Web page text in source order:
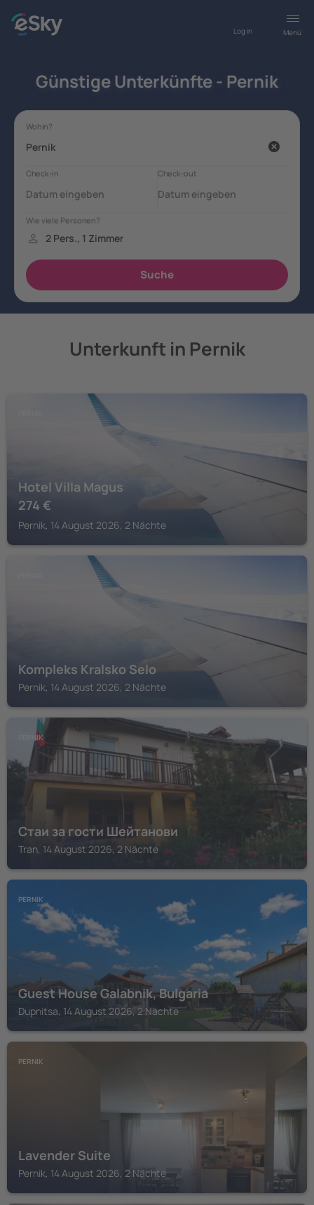
Menü
Log in
Günstige Unterkünfte - Pernik
Unterkunft in Pernik
Hotel Villa Magus
274 €
Pernik, 14 August 2026, 2 Nächte
Kompleks Kralsko Selo
Pernik, 14 August 2026, 2 Nächte
PERNIK
Стаи за гости Шейтанови
Tran, 14 August 2026, 2 Nächte
PERNIK
Guest House Galabnik, Bulgaria
Dupnitsa, 14 August 2026, 2 Nächte
PERNIK
Lavender Suite
Pernik, 14 August 2026, 2 Nächte